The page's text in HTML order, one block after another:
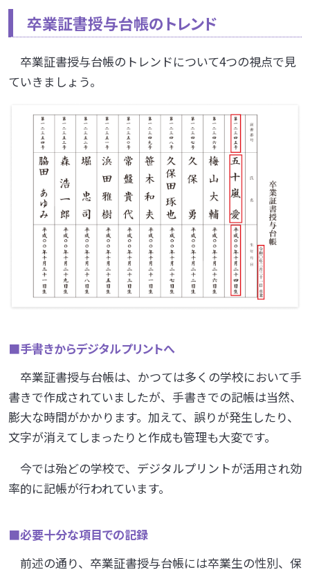
卒業証書授与台帳のトレンド
卒業証書授与台帳のトレンドについて4つの視点で見
ていきましょう。
■手書きからデジタルプリントへ
卒業証書授与台帳は、かつては多くの学校において手
書きで作成されていましたが、手書きでの記帳は当然、
膨大な時間がかかります。加えて、誤りが発生したり、
文字が消えてしまったりと作成も管理も大変です。
今では殆どの学校で、デジタルプリントが活用され効
率的に記帳が行われています。
■必要十分な項目での記録
前述の通り、卒業証書授与台帳には卒業生の性別、保